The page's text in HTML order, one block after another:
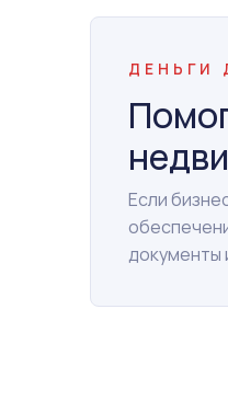
ДЕНЬГИ
Если
документы